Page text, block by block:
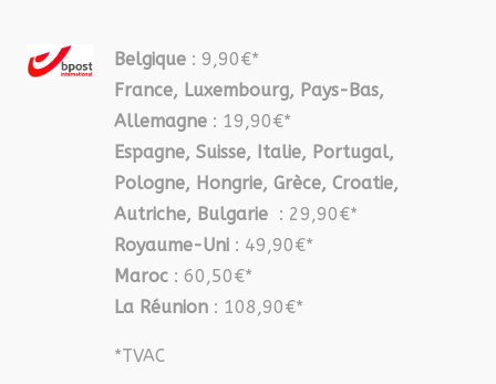
Belgique : 9,90€*
France, Luxembourg, Pays-Bas,
Allemagne : 19,90€*
Espagne, Suisse, Italie, Portugal,
Pologne, Hongrie, Grèce, Croatie,
Autriche, Bulgarie : 29,90€*
Royaume-Uni : 49,90€*
Maroc : 60,50€*
La Réunion : 108,90€*
*TVAC